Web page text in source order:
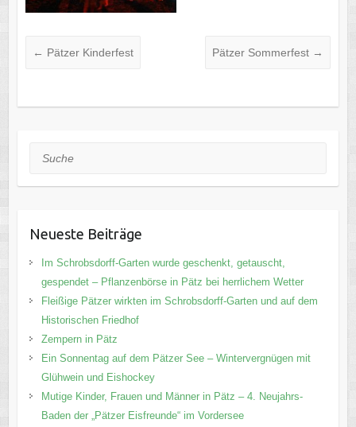
← Pätzer Kinderfest Pätzer Sommerfest →
Suche
Neueste Beiträge
Im Schrobsdorff-Garten wurde geschenkt, getauscht,
gespendet – Pflanzenbörse in Pätz bei herrlichem Wetter
Fleißige Pätzer wirkten im Schrobsdorff-Garten und auf dem
Historischen Friedhof
Zempern in Pätz
Ein Sonnentag auf dem Pätzer See – Wintervergnügen mit
Glühwein und Eishockey
Mutige Kinder, Frauen und Männer in Pätz – 4. Neujahrs-
Baden der „Pätzer Eisfreunde“ im Vordersee